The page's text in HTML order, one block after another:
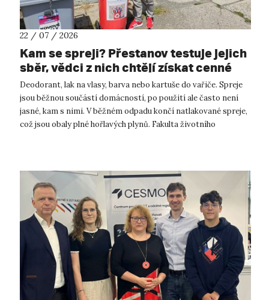
22 / 07 / 2026
Kam se spreji? Přestanov testuje jejich
sběr, vědci z nich chtějí získat cenné
kovy
Deodorant, lak na vlasy, barva nebo kartuše do vařiče. Spreje
jsou běžnou součástí domácností, po použití ale často není
jasné, kam s nimi. V běžném odpadu končí natlakované spreje,
což jsou obaly plné hořlavých plynů. Fakulta životního